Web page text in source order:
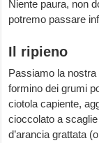
Niente paura, non
potremo passare
Il ripieno
Passiamo la
formino dei grumi
ciotola capiente,
cioccolato a
d’arancia grattata